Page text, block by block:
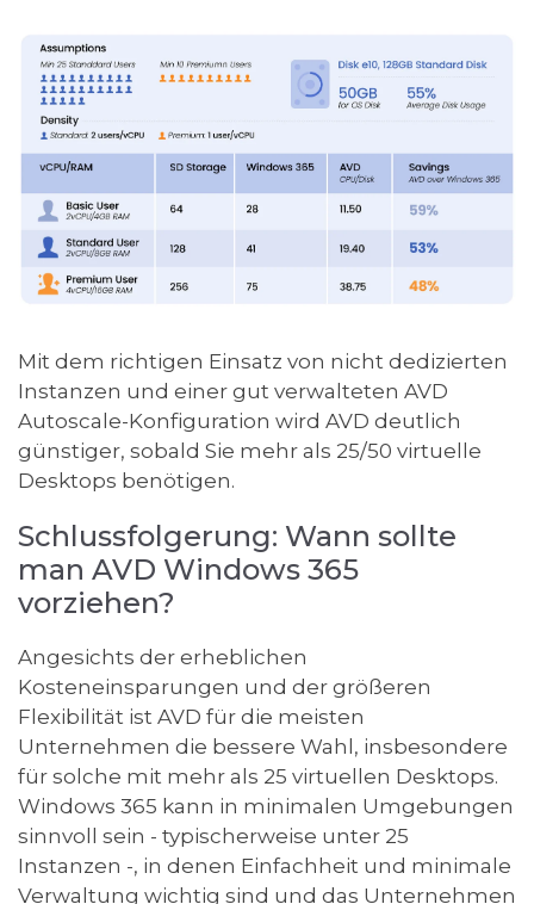
Mit dem richtigen Einsatz von nicht dedizierten
Instanzen und einer gut verwalteten AVD
Autoscale-Konfiguration wird AVD deutlich
günstiger, sobald Sie mehr als 25/50 virtuelle
Desktops benötigen.
Schlussfolgerung: Wann sollte
man AVD Windows 365
vorziehen?
Angesichts der erheblichen
Kosteneinsparungen und der größeren
Flexibilität ist AVD für die meisten
Unternehmen die bessere Wahl, insbesondere
für solche mit mehr als 25 virtuellen Desktops.
Windows 365 kann in minimalen Umgebungen
sinnvoll sein - typischerweise unter 25
Instanzen -, in denen Einfachheit und minimale
Verwaltung wichtig sind und das Unternehmen